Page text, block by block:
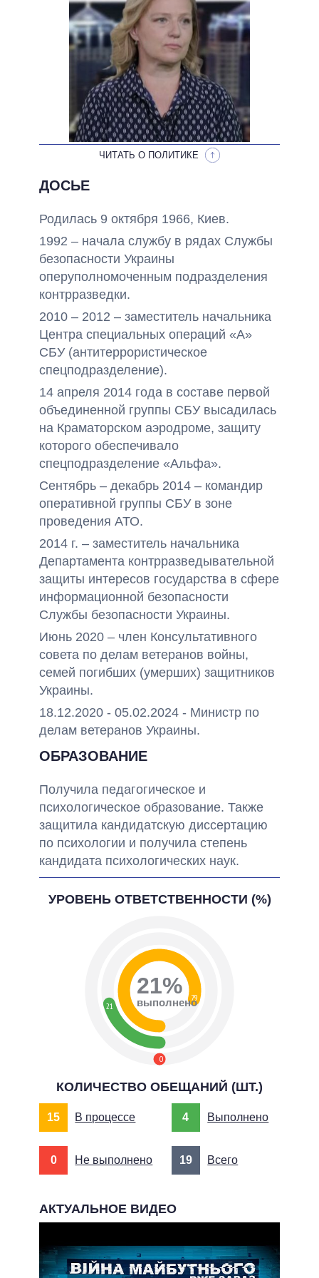
ОБЕЩАНИЯ В ПРОЦЕССЕ
ВСЕ ОБЕЩАНИЯ
АРХИВНЫЕ ОБЕЩАНИЯ
ЧИТАТЬ О ПОЛИТИКЕ
ДОСЬЕ
Родилась 9 октября 1966, Киев.
1992 – начала службу в рядах Службы
безопасности Украины
оперуполномоченным подразделения
контрразведки.
2010 – 2012 – заместитель начальника
Центра специальных операций «А»
СБУ (антитеррористическое
спецподразделение).
14 апреля 2014 года в составе первой
объединенной группы СБУ высадилась
на Краматорском аэродроме, защиту
которого обеспечивало
спецподразделение «Альфа».
Сентябрь – декабрь 2014 – командир
оперативной группы СБУ в зоне
проведения АТО.
2014 г. – заместитель начальника
Департамента контрразведывательной
защиты интересов государства в сфере
информационной безопасности
Службы безопасности Украины.
Июнь 2020 – член Консультативного
совета по делам ветеранов войны,
семей погибших (умерших) защитников
Украины.
18.12.2020 - 05.02.2024 - Министр по
делам ветеранов Украины.
ОБРАЗОВАНИЕ
Получила педагогическое и
психологическое образование. Также
защитила кандидатскую диссертацию
по психологии и получила степень
кандидата психологических наук.
УРОВЕНЬ ОТВЕТСТВЕННОСТИ (%)
0
21
79
21%
выполнено
КОЛИЧЕСТВО ОБЕЩАНИЙ (ШТ.)
15 В процессе 4 Выполнено
0 Не выполнено 19 Всего
АКТУАЛЬНОЕ ВИДЕО